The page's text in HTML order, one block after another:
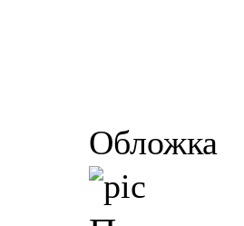
Обложка